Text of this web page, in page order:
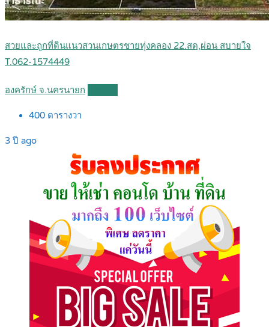
สวยและถูกที่ดินแนวสวนเกษตรชายทุ่งคลอง 22.สด,ผ่อน สบายใจ
T.062-1574449
องครักษ์ จ.นครนายก
400 ตารางวา
3 ปี ago